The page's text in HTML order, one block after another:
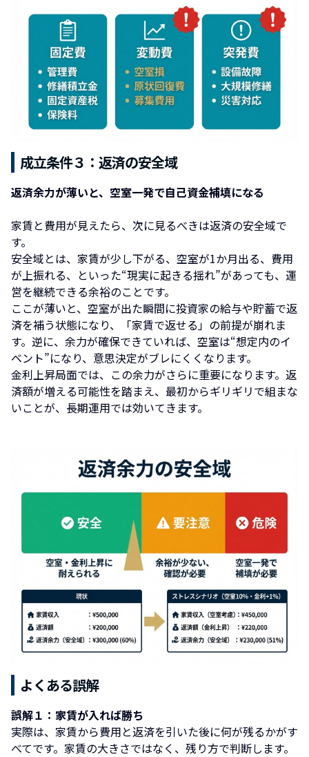
成立条件３：返済の安全域
返済余力が薄いと、空室一発で自己資金補填になる
家賃と費用が見えたら、次に見るべきは返済の安全域で
す。
安全域とは、家賃が少し下がる、空室が1か月出る、費用
が上振れる、といった“現実に起きる揺れ”があっても、運
営を継続できる余裕のことです。
ここが薄いと、空室が出た瞬間に投資家の給与や貯蓄で返
済を補う状態になり、「家賃で返せる」の前提が崩れま
す。逆に、余力が確保できていれば、空室は“想定内のイ
ベント”になり、意思決定がブレにくくなります。
金利上昇局面では、この余力がさらに重要になります。返
済額が増える可能性を踏まえ、最初からギリギリで組まな
いことが、長期運用では効いてきます。
よくある誤解
誤解１：家賃が入れば勝ち
実際は、家賃から費用と返済を引いた後に何が残るかがす
べてです。家賃の大きさではなく、残り方で判断します。